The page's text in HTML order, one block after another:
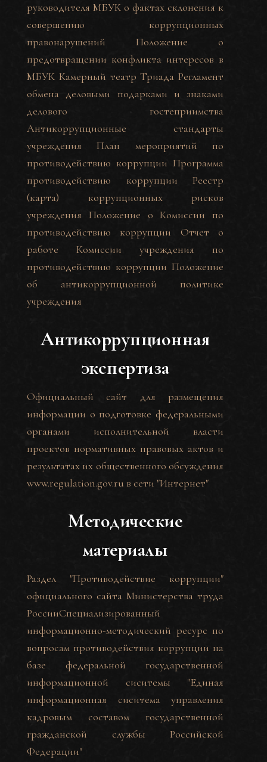
руководителя МБУК о фактах склонения к
совершению коррупционных
правонарушений
Положение о
предотвращении конфликта интересов в
МБУК Камерный театр Триада Регламент
обмена деловыми подарками и знаками
делового гостеприимства
Антикоррупционные стандарты
учреждения
План мероприятий по
противодействию коррупции Программа
противодействию коррупции
Реестр
(карта) коррупционных рисков
учреждения Положение о Комиссии по
противодействию коррупции
Отчет о
работе Комиссии учреждения по
противодействию коррупции Положение
об антикоррупционной политике
учреждения
Антикоррупционная
экспертиза
Официальный сайт для размещения
информации о подготовке федеральными
органами исполнительной власти
проектов нормативных правовых актов и
результатах их общественного обсуждения
www.regulation.gov.ru в сети "Интернет"
Методические
материалы
Раздел "Противодействие коррупции"
официального сайта Министерства труда
РоссииСпециализированный
информационно-методический ресурс по
вопросам противодействия коррупции на
базе федеральной государственной
информационной сиситемы "Единая
информационная сиситема управления
кадровым составом государственной
гражданской службы Российской
Федерации"